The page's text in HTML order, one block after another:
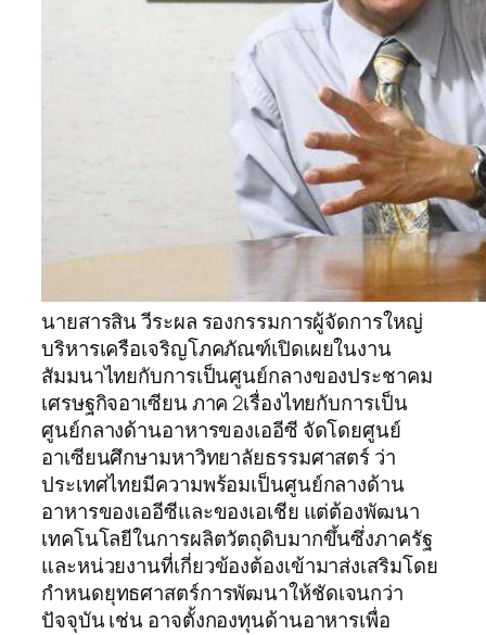
นายสารสิน วีระผล รองกรรมการผู้จัดการใหญ่
บริหารเครือเจริญโภคภัณฑ์เปิดเผยในงาน
สัมมนาไทยกับการเป็นศูนย์กลางของประชาคม
เศรษฐกิจอาเซียน ภาค 2เรื่องไทยกับการเป็น
ศูนย์กลางด้านอาหารของเออีซี จัดโดยศูนย์
อาเซียนศึกษามหาวิทยาลัยธรรมศาสตร์ ว่า
ประเทศไทยมีความพร้อมเป็นศูนย์กลางด้าน
อาหารของเออีซีและของเอเชีย แต่ต้องพัฒนา
เทคโนโลยีในการผลิตวัตถุดิบมากขึ้นซึ่งภาครัฐ
และหน่วยงานที่เกี่ยวข้องต้องเข้ามาส่งเสริมโดย
กำหนดยุทธศาสตร์การพัฒนาให้ชัดเจนกว่า
ปัจจุบัน เช่น อาจตั้งกองทุนด้านอาหารเพื่อ